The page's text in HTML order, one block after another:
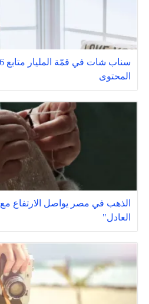
المحتوى
الذهب في مصر يواصل الارتفاع مع
العادل"